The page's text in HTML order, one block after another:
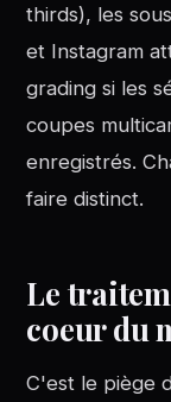
thirds), les
et Instagram
grading si les
coupes
enregistrés.
faire distinct.
Le
coeur du
C'est le piège